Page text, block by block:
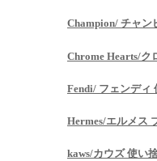
Champion/ チャン
Chrome Hearts/ク
Fendi/ フェンディ
Hermes/エルメス
kaws/カウズ 使い